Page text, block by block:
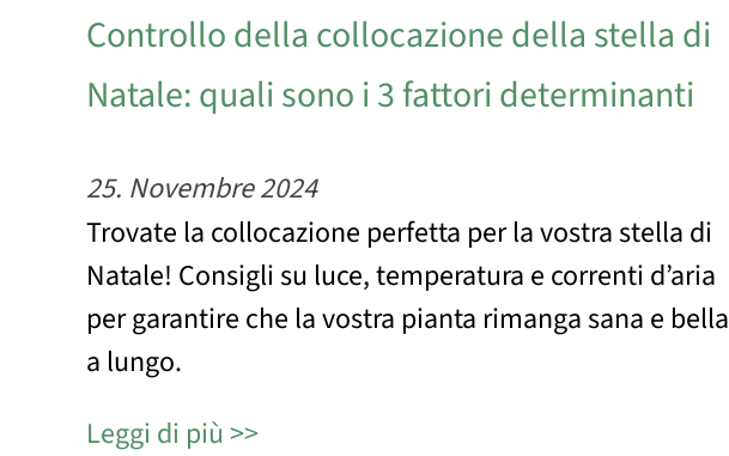
Controllo della collocazione della stella di
Natale: quali sono i 3 fattori determinanti
25. Novembre 2024
Trovate la collocazione perfetta per la vostra stella di
Natale! Consigli su luce, temperatura e correnti d’aria
per garantire che la vostra pianta rimanga sana e bella
a lungo.
Leggi di più